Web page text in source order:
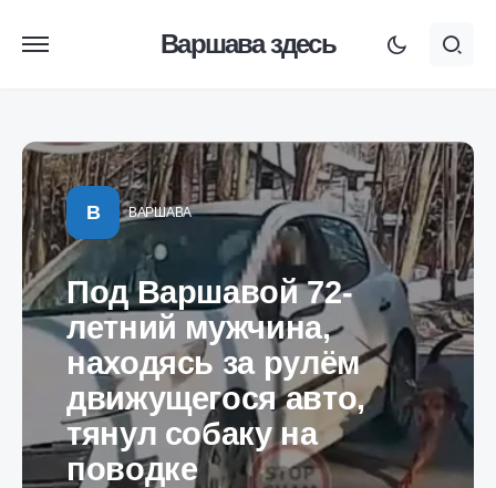
Варшава здесь
В ВАРШАВА
Под Варшавой 72-
летний мужчина,
находясь за рулём
движущегося авто,
тянул собаку на
поводке